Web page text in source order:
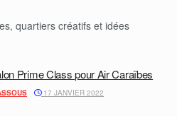
quartiers créatifs et idées
Prime Class pour Air Caraïbes
17 JANVIER 2022